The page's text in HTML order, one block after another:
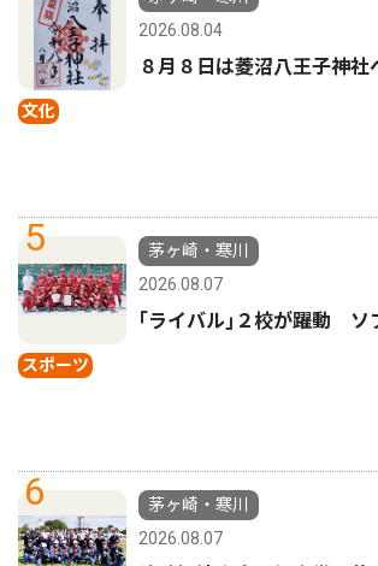
文化
2026.08.04
８月８日は菱沼八王子神社
5
スポーツ
茅ヶ崎・寒川
2026.08.07
｢ライバル｣２校が躍動 ソ
6
茅ヶ崎・寒川
2026.08.07